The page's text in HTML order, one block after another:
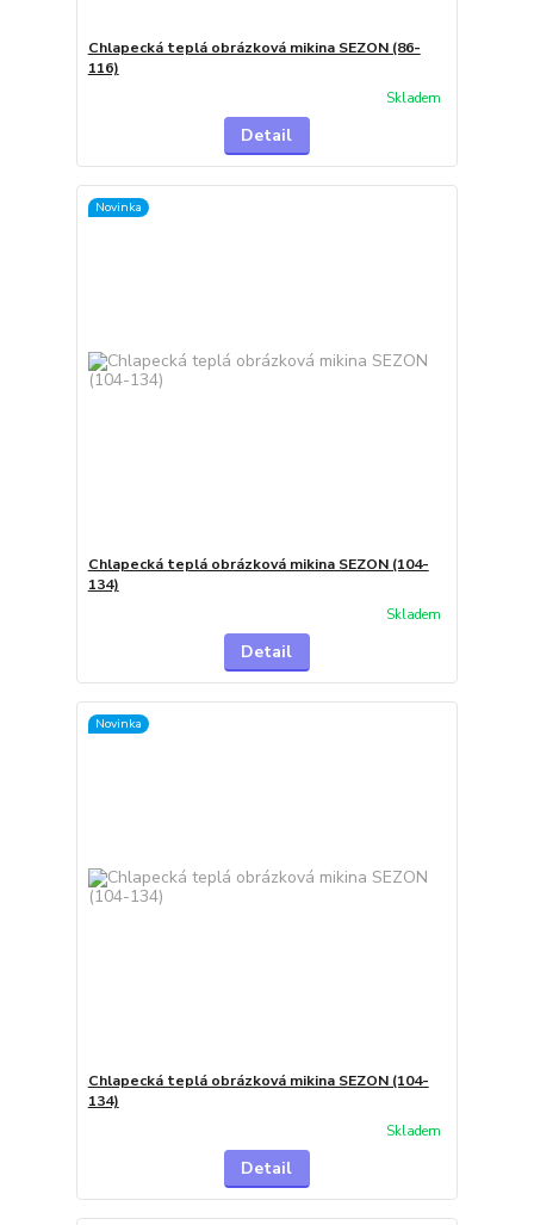
Chlapecká teplá obrázková mikina SEZON (86-
116)
Skladem
Detail
Novinka
Chlapecká teplá obrázková mikina SEZON (104-
134)
Skladem
Detail
Novinka
Chlapecká teplá obrázková mikina SEZON (104-
134)
Skladem
Detail